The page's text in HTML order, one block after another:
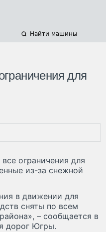
Найти машины
для
ограничения для
из-за снежной
в движении для
сняты по всем
– сообщается в
дорог Югры.